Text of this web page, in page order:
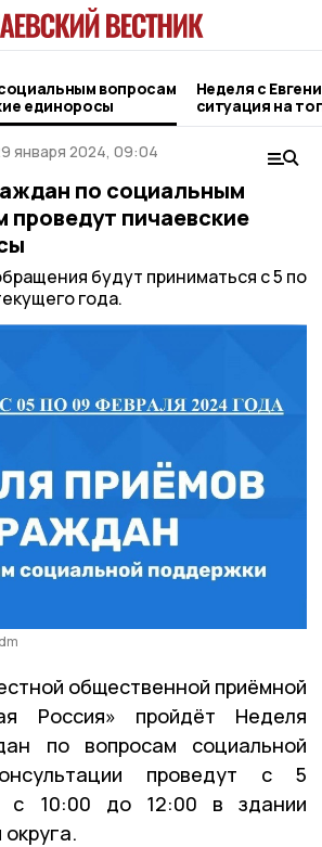
вопросам
единоросы
Неделя с
ситуация на
городе и
января 2024, 09:04
по социальным
проведут пичаевские
будут приниматься с 5 по
года.
общественной приёмной
Россия» пройдёт Неделя
по вопросам социальной
проведут с 5
с 10:00 до 12:00 в здании